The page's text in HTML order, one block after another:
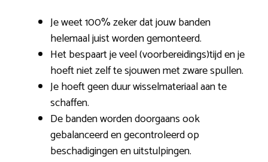
Je weet 100% zeker dat jouw banden
helemaal juist worden gemonteerd.
Het bespaart je veel (voorbereidings)tijd en je
hoeft niet zelf te sjouwen met zware spullen.
Je hoeft geen duur wisselmateriaal aan te
schaffen.
De banden worden doorgaans ook
gebalanceerd en gecontroleerd op
beschadigingen en uitstulpingen.